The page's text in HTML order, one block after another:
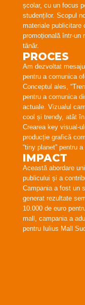
școlar, cu un focus
studenților. Scopul
materiale publicitare
promoțională într-un
tânăr.
PROCES
Am dezvoltat
pentru a comunica
Conceptul ales,
pentru a comunica
actuale. Vizualul
cool și trendy, atât
Crearea key visual-
producție grafică
“tiny planet” pentru
IMPACT
Această abordare
publicului și a
Campania a fost un
generat rezultate
10.000 de euro
mall, campania a
pentru Iulius Mall